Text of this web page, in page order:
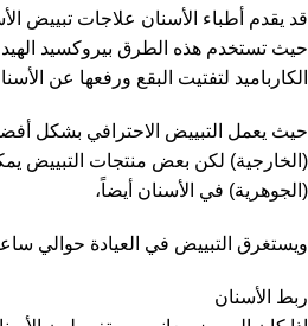
قد يقدم أطباء الأسنان علاجات تبييض
حيث تستخدم هذه الطرق بيروكسيد
الكارباميد لتفتيت البقع ورفعها عن
حيث يعمل التبييض الاحترافي بشكل
(الخارجية) لكن بعض منتجات التبييض
(الجوهرية) في الأسنان أيضاً،
ويستغرق التبييض في العيادة حوالي
ربط الأسنان